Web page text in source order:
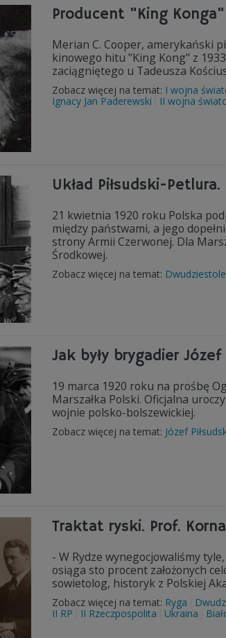
Producent "King
Merian C. Cooper, amerykański
kinowego hitu "King Kong" z
zaciągniętego u Tadeusza
Zobacz więcej na temat: I wojna
Ignacy Jan Paderewski
II wojna
Układ Piłsudski-
21 kwietnia 1920 roku Polska
między państwami, a jego
strony Armii Czerwonej. Dla
Środkowej.
Zobacz więcej na temat:
Jak były brygadier
19 marca 1920 roku na prośbę
Marszałka Polski. Oficjalna
wojnie polsko-bolszewickiej.
Zobacz więcej na temat: Józef
Traktat ryski. Prof.
- W Rydze wynegocjowaliśmy
osiąga sto procent założonych
sowietolog, historyk z Polskiej
Zobacz więcej na temat: Ryga
II RP
II Rzeczpospolita Ukraina